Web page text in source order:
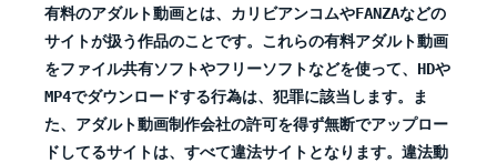
有料のアダルト動画とは、カリビアンコムやFANZAなどの
サイトが扱う作品のことです。これらの有料アダルト動画
をファイル共有ソフトやフリーソフトなどを使って、HDや
MP4でダウンロードする行為は、犯罪に該当します。ま
た、アダルト動画制作会社の許可を得ず無断でアップロー
ドしてるサイトは、すべて違法サイトとなります。違法動